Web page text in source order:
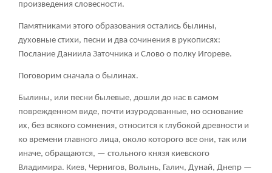
произведения словесности.
Памятниками этого образования остались былины,
духовные стихи, песни и два сочинения в рукописях:
Послание Даниила Заточника и Слово о полку Игореве.
Поговорим сначала о былинах.
Былины, или песни былевые, дошли до нас в самом
поврежденном виде, почти изуродованные, но основание
их, без всякого сомнения, относится к глубокой древности и
ко времени главного лица, около которого все они, так или
иначе, обращаются, — стольного князя киевского
Владимира. Киев, Чернигов, Волынь, Галич, Дунай, Днепр —